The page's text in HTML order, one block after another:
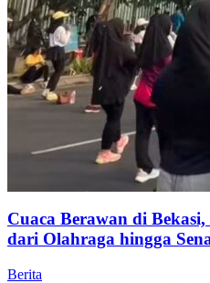
Cuaca Berawan di
dari Olahraga hingga
Berita